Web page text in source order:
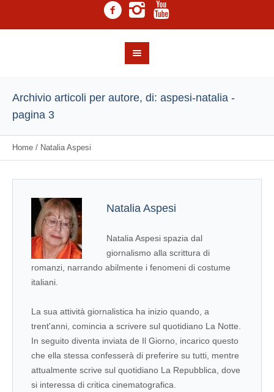
Archivio articoli per autore, di: aspesi-natalia -
pagina 3
Home / Natalia Aspesi
Natalia Aspesi
Natalia Aspesi spazia dal
giornalismo alla scrittura di
romanzi, narrando abilmente i fenomeni di costume
italiani.
La sua attività giornalistica ha inizio quando, a
trent'anni, comincia a scrivere sul quotidiano La Notte.
In seguito diventa inviata de Il Giorno, incarico questo
che ella stessa confesserà di preferire su tutti, mentre
attualmente scrive sul quotidiano La Repubblica, dove
si interessa di critica cinematografica.